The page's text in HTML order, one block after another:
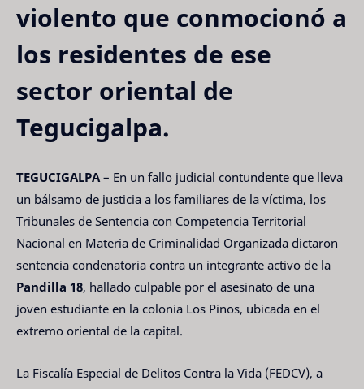
violento que conmocionó a
los residentes de ese
sector oriental de
Tegucigalpa.
TEGUCIGALPA – En un fallo judicial contundente que lleva
un bálsamo de justicia a los familiares de la víctima, los
Tribunales de Sentencia con Competencia Territorial
Nacional en Materia de Criminalidad Organizada dictaron
sentencia condenatoria contra un integrante activo de la
Pandilla 18, hallado culpable por el asesinato de una
joven estudiante en la colonia Los Pinos, ubicada en el
extremo oriental de la capital.
La Fiscalía Especial de Delitos Contra la Vida (FEDCV), a